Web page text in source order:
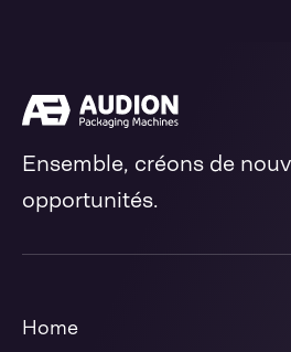
Ensemble, créons de
opportunités.
Home